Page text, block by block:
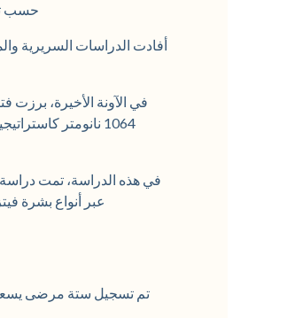
حسب
أفادت الدراسات السريرية
1064 نانومتر
عبر أنواع بشرة